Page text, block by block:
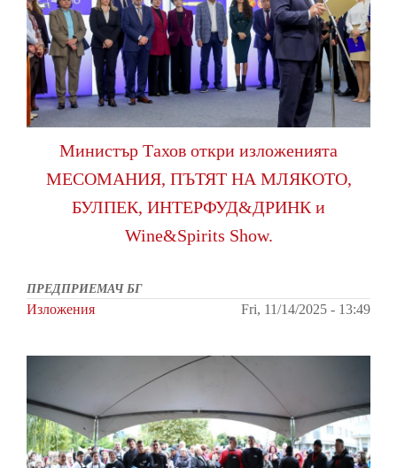
Министър Тахов откри изложенията
МЕСОМАНИЯ, ПЪТЯТ НА МЛЯКОТО,
БУЛПЕК, ИНТЕРФУД&ДРИНК и
Wine&Spirits Show.
ПРЕДПРИЕМАЧ БГ
Изложения Fri, 11/14/2025 - 13:49